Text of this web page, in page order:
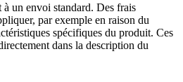
un envoi standard. Des frais
par exemple en raison du
spécifiques du produit. Ces
dans la description du